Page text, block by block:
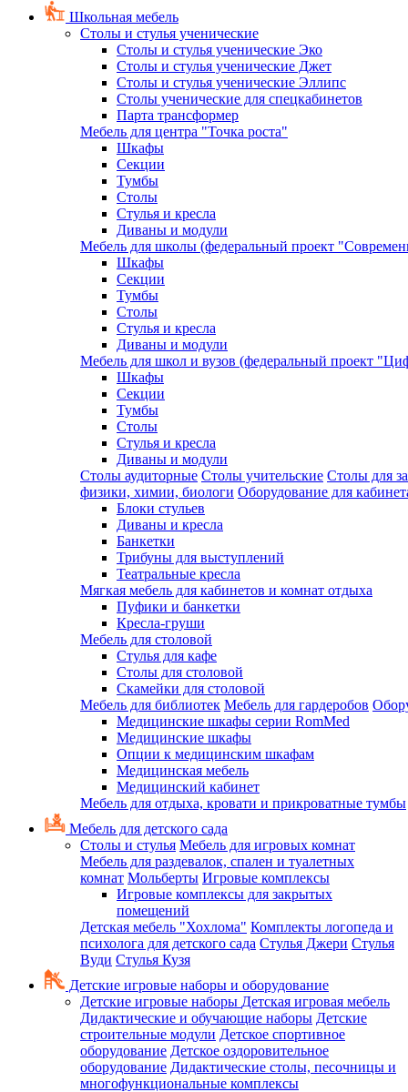
Школьная мебель
Столы и стулья ученические
Столы и стулья ученические Эко
Столы и стулья ученические Джет
Столы и стулья ученические Эллипс
Столы ученические для спецкабинетов
Парта трансформер
Мебель для центра "Точка роста"
Шкафы
Секции
Тумбы
Столы
Стулья и кресла
Диваны и модули
Мебель для школы (федеральный проект
Шкафы
Секции
Тумбы
Столы
Стулья и кресла
Диваны и модули
Мебель для школ и вузов (федеральный проект
Шкафы
Секции
Тумбы
Столы
Стулья и кресла
Диваны и модули
Столы аудиторные Столы учительские Столы для
физики, химии, биологи Оборудование для
Блоки стульев
Диваны и кресла
Банкетки
Трибуны для выступлений
Театральные кресла
Мягкая мебель для кабинетов и комнат отдыха
Пуфики и банкетки
Кресла-груши
Мебель для столовой
Cтулья для кафе
Cтолы для столовой
Скамейки для столовой
Мебель для библиотек Мебель для гардеробов
Медицинские шкафы серии RomMed
Медицинские шкафы
Опции к медицинским шкафам
Медицинская мебель
Медицинский кабинет
Мебель для отдыха, кровати и прикроватные тумбы
Мебель для детского сада
Столы и стулья Мебель для игровых комнат
Мебель для раздевалок, спален и туалетных
комнат Мольберты Игровые комплексы
Игровые комплексы для закрытых
помещений
Детская мебель "Хохлома" Комплекты логопеда и
психолога для детского сада Стулья Джери Стулья
Вуди Стулья Кузя
Детские игровые наборы и оборудование
Детские игровые наборы Детская игровая мебель
Дидактические и обучающие наборы Детские
строительные модули Детское спортивное
оборудование Детское оздоровительное
оборудование Дидактические столы, песочницы и
многофункциональные комплексы